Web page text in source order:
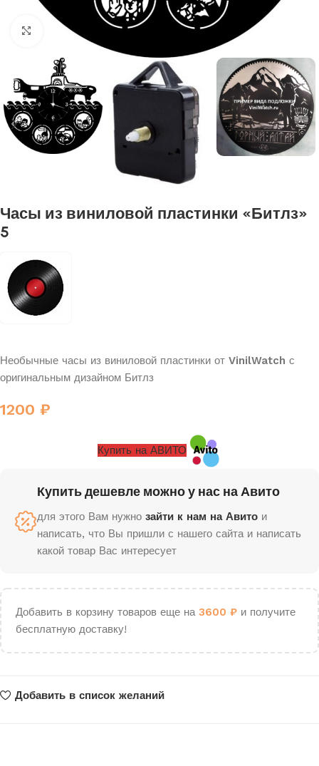
Нажмите, чтобы увеличить
Часы из виниловой пластинки «Битлз»
5
Необычные часы из виниловой пластинки от VinilWatch с
оригинальным дизайном Битлз
1200 ₽
Купить на АВИТО
Купить дешевле можно у нас на Авито
для этого Вам нужно зайти к нам на Авито и
написать, что Вы пришли с нашего сайта и написать
какой товар Вас интересует
Добавить в корзину товаров еще на 3600 ₽ и получите
бесплатную доставку!
Добавить в список желаний